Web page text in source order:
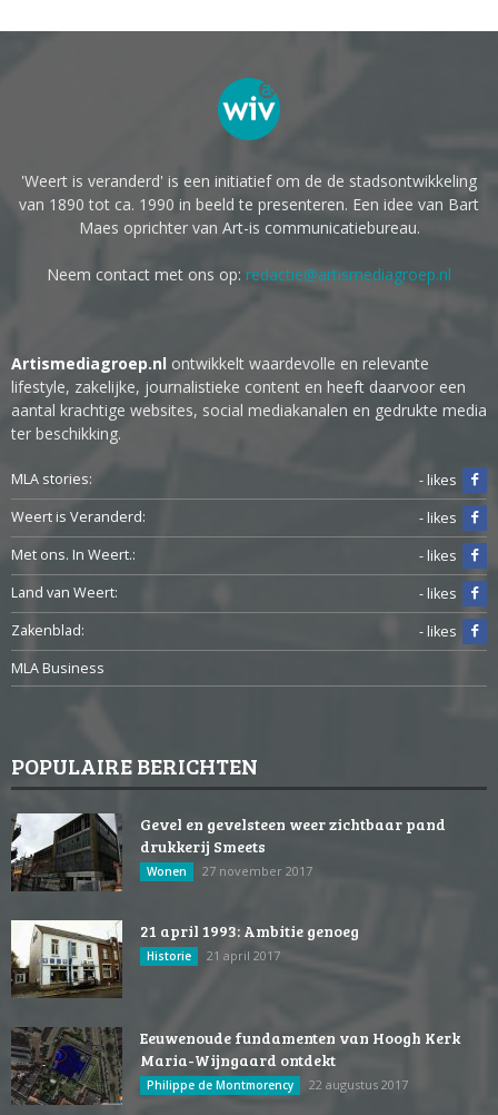
'Weert is veranderd' is een initiatief om de de stadsontwikkeling
van 1890 tot ca. 1990 in beeld te presenteren. Een idee van Bart
Maes oprichter van Art-is communicatiebureau.
Neem contact met ons op: redactie@artismediagroep.nl
Artismediagroep.nl ontwikkelt waardevolle en relevante
lifestyle, zakelijke, journalistieke content en heeft daarvoor een
aantal krachtige websites, social mediakanalen en gedrukte media
ter beschikking.
MLA stories:
- likes
Weert is Veranderd:
- likes
Met ons. In Weert.:
- likes
Land van Weert:
- likes
Zakenblad:
- likes
MLA Business
POPULAIRE BERICHTEN
Gevel en gevelsteen weer zichtbaar pand
drukkerij Smeets
Wonen 27 november 2017
21 april 1993: Ambitie genoeg
Historie 21 april 2017
Eeuwenoude fundamenten van Hoogh Kerk
Maria-Wijngaard ontdekt
Philippe de Montmorency 22 augustus 2017